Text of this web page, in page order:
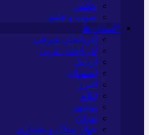
عکس
صوت و فیلم
*استان ها
آذربایجان شرقی
آذربایجان غربی
اردبیل
اصفهان
البرز
ایلام
بوشهر
تهران
چهار محال و بختیاری